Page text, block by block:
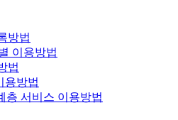
방법
이용방법
법
용방법
층 서비스 이용방법